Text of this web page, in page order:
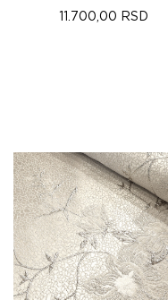
11.700,00 RSD